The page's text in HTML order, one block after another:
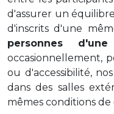
d'assurer un
d'inscrits d'une
personnes
occasionnellement,
ou d'accessibilité,
dans des salles
mêmes conditions